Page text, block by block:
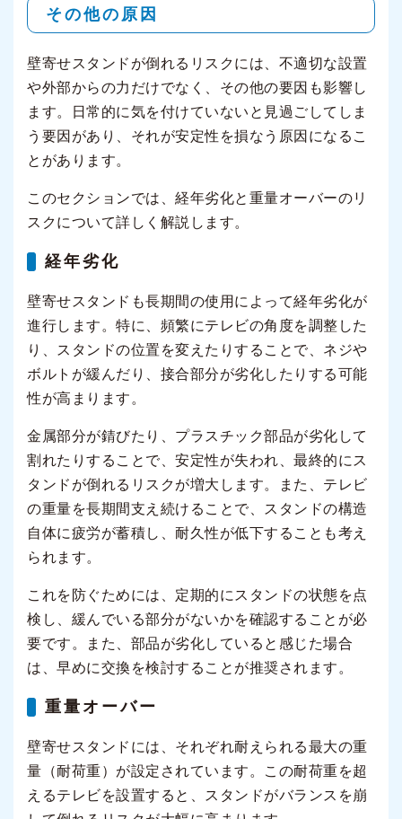
その他の原因
壁寄せスタンドが倒れるリスクには、不適切な設置
や外部からの力だけでなく、その他の要因も影響し
ます。日常的に気を付けていないと見過ごしてしま
う要因があり、それが安定性を損なう原因になるこ
とがあります。
このセクションでは、経年劣化と重量オーバーのリ
スクについて詳しく解説します。
経年劣化
壁寄せスタンドも長期間の使用によって経年劣化が
進行します。特に、頻繁にテレビの角度を調整した
り、スタンドの位置を変えたりすることで、ネジや
ボルトが緩んだり、接合部分が劣化したりする可能
性が高まります。
金属部分が錆びたり、プラスチック部品が劣化して
割れたりすることで、安定性が失われ、最終的にス
タンドが倒れるリスクが増大します。また、テレビ
の重量を長期間支え続けることで、スタンドの構造
自体に疲労が蓄積し、耐久性が低下することも考え
られます。
これを防ぐためには、定期的にスタンドの状態を点
検し、緩んでいる部分がないかを確認することが必
要です。また、部品が劣化していると感じた場合
は、早めに交換を検討することが推奨されます。
重量オーバー
壁寄せスタンドには、それぞれ耐えられる最大の重
量（耐荷重）が設定されています。この耐荷重を超
えるテレビを設置すると、スタンドがバランスを崩